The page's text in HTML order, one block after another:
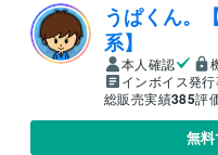
うぱくん。
系】
本人確認
インボイス発
総販売実績385評
無